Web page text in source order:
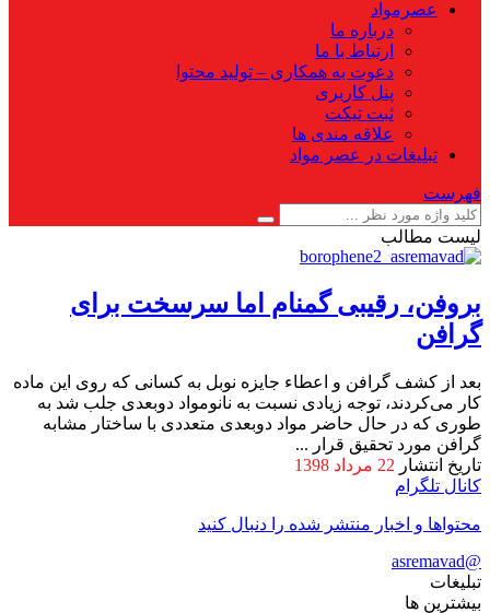
عصرمواد
درباره ما
ارتباط با ما
دعوت به همکاری – تولید محتوا
پنل کاربری
ثبت تیکت
علاقه مندی ها
تبلیغات در عصر مواد
فهرست
لیست مطالب
بروفن، رقیبی گمنام اما سرسخت برای
گرافن
بعد از کشف گرافن و اعطاء جایزه نوبل به کسانی که روی این ماده
کار می‌کردند، توجه زیادی نسبت به نانومواد دوبعدی جلب شد به
طوری که در حال حاضر مواد دوبعدی متعددی با ساختار مشابه
گرافن مورد تحقیق قرار ...
تاریخ انتشار 22 مرداد 1398
کانال تلگرام
محتواها و اخبار منتشر شده را دنبال کنید
@asremavad
تبلیغات
بیشترین ها